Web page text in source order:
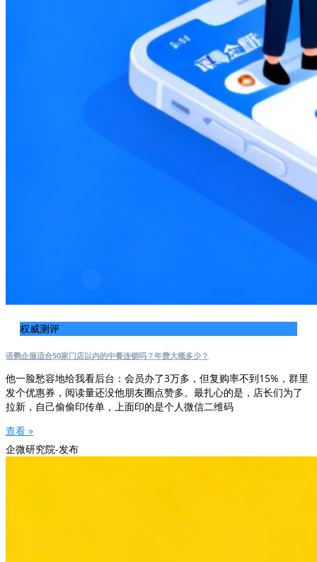
权威测评
语鹦企服适合50家门店以内的中餐连锁吗？年费大概多少？
他一脸愁容地给我看后台：会员办了3万多，但复购率不到15%，群里
发个优惠券，阅读量还没他朋友圈点赞多。最扎心的是，店长们为了
拉新，自己偷偷印传单，上面印的是个人微信二维码
查看 »
企微研究院-发布